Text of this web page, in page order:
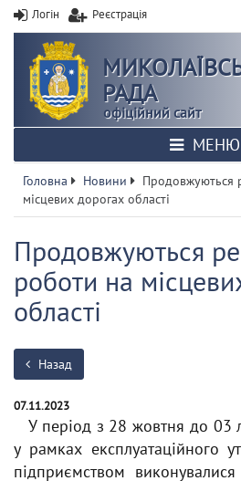
Логін Реєстрація
РАДА
офіційний сайт
МЕНЮ
Головна Новини
Продовжуються
місцевих дорогах області
Продовжуються
роботи на
області
Назад
07.11.2023
У період з 28 жовтня до 03
у рамках експлуатаційного
підприємством